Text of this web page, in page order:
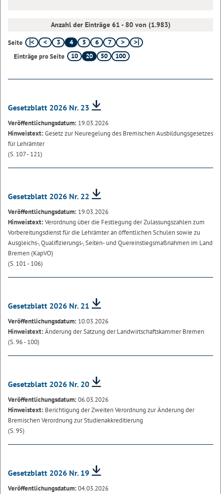
Anzahl der Einträge 61 - 80 von (1.983)
Seite 3 4 5 6
7
Einträge pro Seite
10 20 50 100
Gesetzblatt 2026 Nr. 23
Veröffentlichungsdatum: 19.03.2026
Hinweistext:Gesetz zur Neuregelung des Bremischen Ausbildungsgesetzes
für Lehrämter
(S. 107 - 121)
Gesetzblatt 2026 Nr. 22
Veröffentlichungsdatum: 19.03.2026
Hinweistext:Verordnung über die Festlegung der Zulassungszahlen zum
Vorbereitungsdienst für die Lehrämter an öffentlichen Schulen sowie zu
Ausgleichs-, Qualifizierungs-, Seiten- und Quereinstiegsmaßnahmen im Land
Bremen (KapVO)
(S. 101 - 106)
Gesetzblatt 2026 Nr. 21
Veröffentlichungsdatum: 10.03.2026
Hinweistext:Änderung der Satzung der Landwirtschaftskammer Bremen
(S. 96 - 100)
Gesetzblatt 2026 Nr. 20
Veröffentlichungsdatum:06.03.2026
Hinweistext: Berichtigung der Zweiten Verordnung zur Änderung der
Bremischen Verordnung zur Studienakkreditierung
(S. 95)
Gesetzblatt 2026 Nr. 19
Veröffentlichungsdatum:04.03.2026